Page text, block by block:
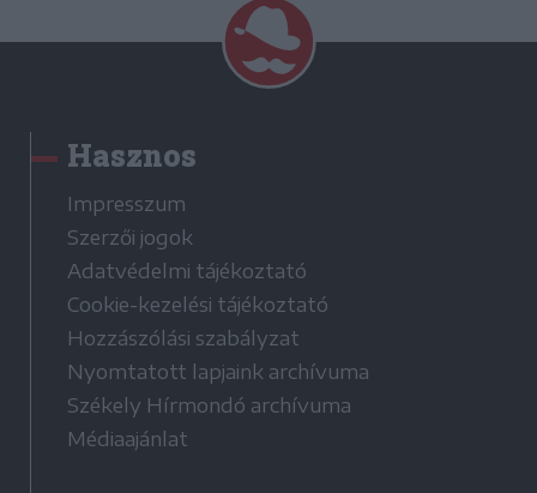
Hasznos
Impresszum
Szerzői jogok
Adatvédelmi tájékoztató
Cookie-kezelési tájékoztató
Hozzászólási szabályzat
Nyomtatott lapjaink archívuma
Székely Hírmondó archívuma
Médiaajánlat